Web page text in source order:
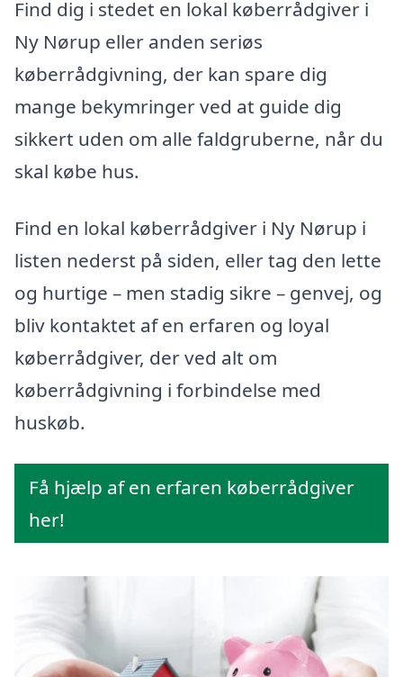
Find dig i stedet en lokal køberrådgiver i
Ny Nørup eller anden seriøs
køberrådgivning, der kan spare dig
mange bekymringer ved at guide dig
sikkert uden om alle faldgruberne, når du
skal købe hus.
Find en lokal køberrådgiver i Ny Nørup i
listen nederst på siden, eller tag den lette
og hurtige – men stadig sikre – genvej, og
bliv kontaktet af en erfaren og loyal
køberrådgiver, der ved alt om
køberrådgivning i forbindelse med
huskøb.
Få hjælp af en erfaren køberrådgiver
her!